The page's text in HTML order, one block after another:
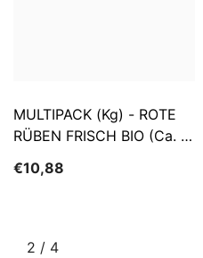
MULTIPACK (kg) - ROTE
RÜBEN FRISCH BIO (ca. 5
€10,88
2 / von
4